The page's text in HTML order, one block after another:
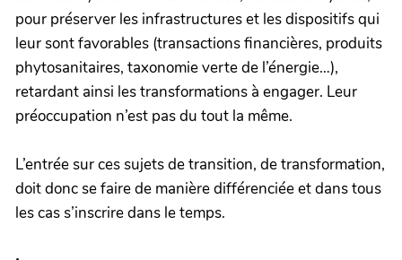
pour préserver les infrastructures et les dispositifs qui
leur sont favorables (transactions financières, produits
phytosanitaires, taxonomie verte de l’énergie…),
retardant ainsi les transformations à engager. Leur
préoccupation n’est pas du tout la même.
L’entrée sur ces sujets de transition, de transformation,
doit donc se faire de manière différenciée et dans tous
les cas s’inscrire dans le temps.